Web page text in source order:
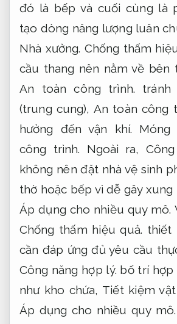
đó là bếp và cuối cùng là
tạo dòng năng lượng luân
Nhà xưởng. Chống thấm
cầu thang nên nằm về bên
An toàn công trình. tránh
(trung cung), An toàn công
hưởng đến vận khí. Móng
công trình. Ngoài ra,
không nên đặt nhà vệ sinh
thờ hoặc bếp vì dễ gây xung
Áp dụng cho nhiều quy mô.
Chống thấm hiệu quả. thiết
cần đáp ứng đủ yêu cầu
Công năng hợp lý. bố trí hợp
như kho chứa, Tiết kiệm
Áp dụng cho nhiều quy mô.